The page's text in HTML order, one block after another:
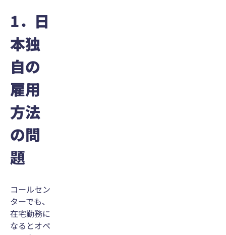
1．日
本独
自の
雇用
方法
の問
題
コールセン
ターでも、
在宅勤務に
なるとオペ